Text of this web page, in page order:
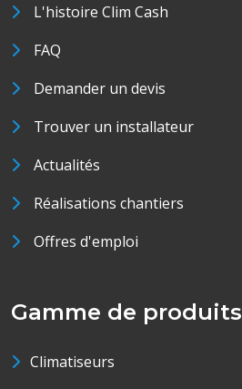
L'histoire Clim Cash
FAQ
Demander un devis
Trouver un installateur
Actualités
Réalisations chantiers
Offres d'emploi
Gamme de produits
Climatiseurs